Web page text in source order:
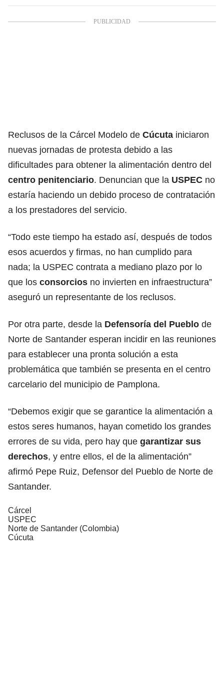
Reclusos de la Cárcel Modelo de Cúcuta iniciaron
nuevas jornadas de protesta debido a las
dificultades para obtener la alimentación dentro del
centro penitenciario. Denuncian que la USPEC no
estaría haciendo un debido proceso de contratación
a los prestadores del servicio.
“Todo este tiempo ha estado así, después de todos
esos acuerdos y firmas, no han cumplido para
nada; la USPEC contrata a mediano plazo por lo
que los consorcios no invierten en infraestructura”
aseguró un representante de los reclusos.
Por otra parte, desde la Defensoría del Pueblo de
Norte de Santander esperan incidir en las reuniones
para establecer una pronta solución a esta
problemática que también se presenta en el centro
carcelario del municipio de Pamplona.
“Debemos exigir que se garantice la alimentación a
estos seres humanos, hayan cometido los grandes
errores de su vida, pero hay que garantizar sus
derechos, y entre ellos, el de la alimentación”
afirmó Pepe Ruiz, Defensor del Pueblo de Norte de
Santander.
Cárcel
USPEC
Norte de Santander (Colombia)
Cúcuta